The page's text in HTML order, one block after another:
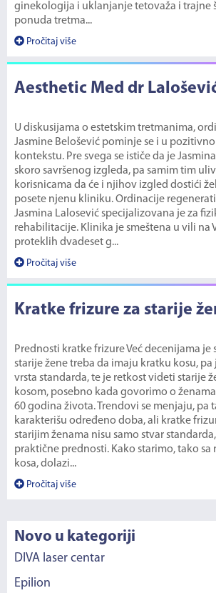
ginekologija i uklanjanje tetovaža i trajne
ponuda tretma...
Pročitaj više
Aesthetic Med dr
U diskusijama o estetskim tretmanima,
Jasmine Belošević pominje se i u
kontekstu. Pre svega se ističe da je
skoro savršenog izgleda, pa samim tim
korisnicama da će i njihov izgled dostići
posete njenu kliniku. Ordinacije
Jasmina Lalosević specijalizovana je za
rehabilitacije. Klinika je smeštena u vili na
proteklih dvadeset g...
Pročitaj više
Kratke frizure za starije
Prednosti kratke frizure Već decenijama je
starije žene treba da imaju kratku kosu, pa
vrsta standarda, te je retkost videti starije
kosom, posebno kada govorimo o
60 godina života. Trendovi se menjaju, pa
karakterišu određeno doba, ali kratke
starijim ženama nisu samo stvar
praktične prednosti. Kako starimo, tako sa
kosa, dolazi...
Pročitaj više
Novo u kategoriji
DIVA laser centar
Epilion